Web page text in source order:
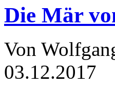
Die Mär
Von
03.12.2017